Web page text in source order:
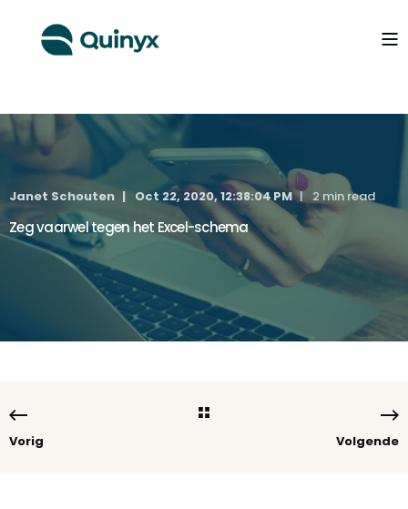
Janet Schouten Oct 22, 2020, 12:38:04 PM 2 min read
Zeg vaarwel tegen het Excel-schema
Vorig Volgende